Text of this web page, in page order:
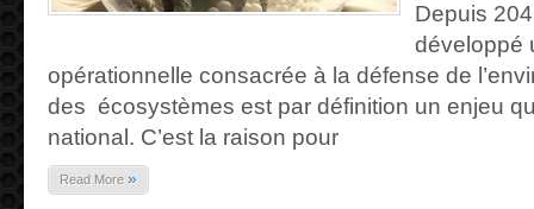
Depuis
développé
opérationnelle consacrée à la défense de
des écosystèmes est par définition un enjeu
national. C’est la raison pour
Read More »